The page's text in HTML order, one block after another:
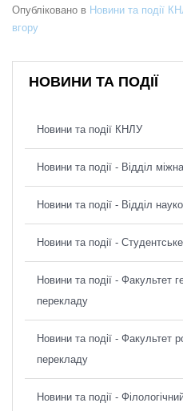
Опубліковано в Новини та події
вгору
НОВИНИ ТА ПОДІЇ
Новини та події КНЛУ
Новини та події - Відділ
Новини та події - Відділ
Новини та події -
Новини та події - Факультет
перекладу
Новини та події - Факультет
перекладу
Новини та події -